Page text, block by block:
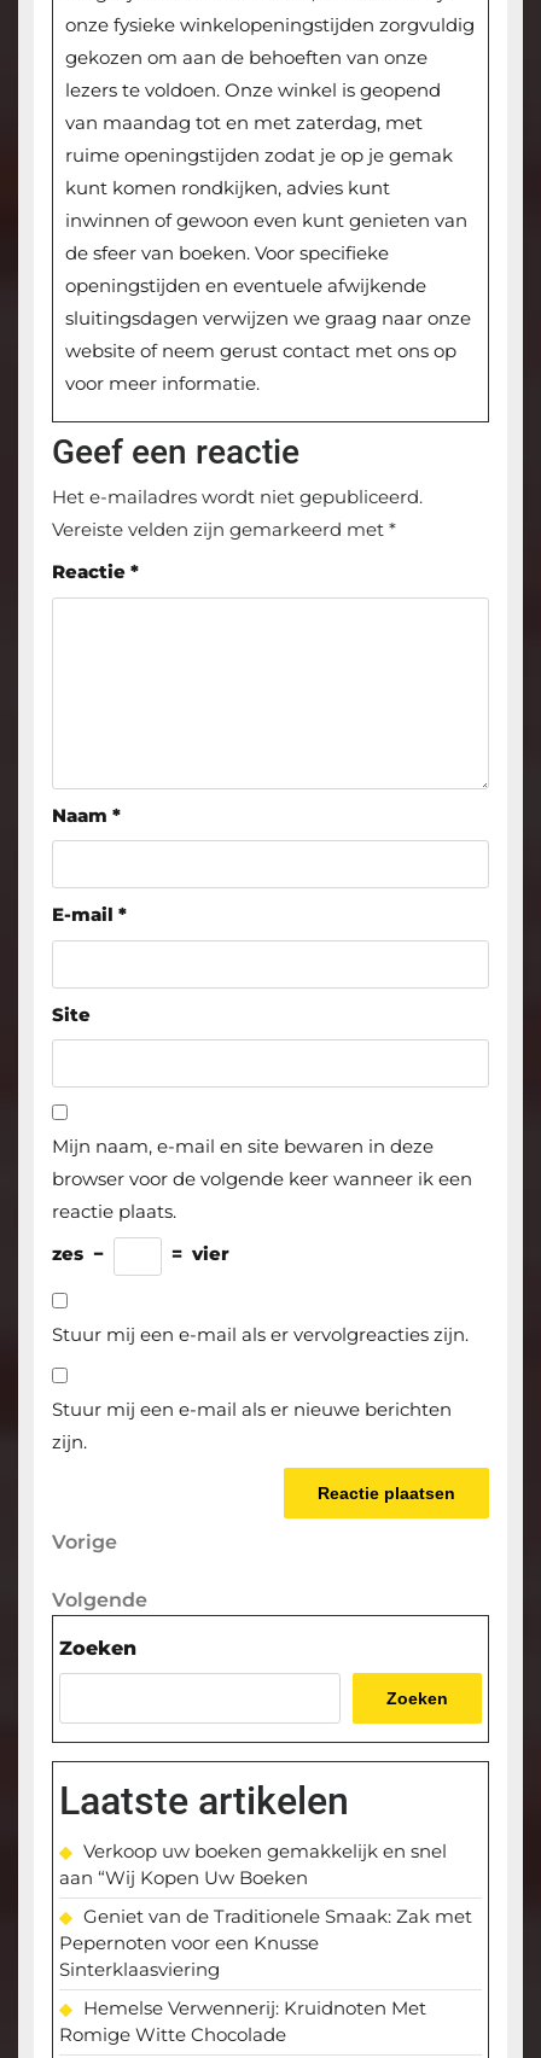
onze fysieke winkelopeningstijden zorgvuldig
gekozen om aan de behoeften van onze
lezers te voldoen. Onze winkel is geopend
van maandag tot en met zaterdag, met
ruime openingstijden zodat je op je gemak
kunt komen rondkijken, advies kunt
inwinnen of gewoon even kunt genieten van
de sfeer van boeken. Voor specifieke
openingstijden en eventuele afwijkende
sluitingsdagen verwijzen we graag naar onze
website of neem gerust contact met ons op
voor meer informatie.
Geef een reactie
Het e-mailadres wordt niet gepubliceerd.
Vereiste velden zijn gemarkeerd met *
Reactie *
Naam *
E-mail *
Site
Mijn naam, e-mail en site bewaren in deze
browser voor de volgende keer wanneer ik een
reactie plaats.
zes − = vier
Stuur mij een e-mail als er vervolgreacties zijn.
Stuur mij een e-mail als er nieuwe berichten
zijn.
Berichtnavigatie
Vorige
Vorige
Volgende
Volgende
Zoeken
Zoeken
Laatste artikelen
Verkoop uw boeken gemakkelijk en snel
aan “Wij Kopen Uw Boeken
Geniet van de Traditionele Smaak: Zak met
Pepernoten voor een Knusse
Sinterklaasviering
Hemelse Verwennerij: Kruidnoten Met
Romige Witte Chocolade